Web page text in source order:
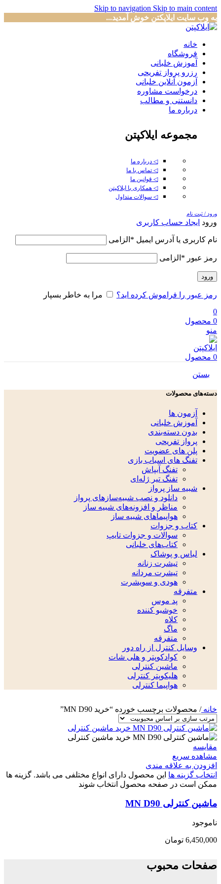
Skip to navigation Skip to main content
به وب سایت ایلاپکتن خوش آمدید...
خانه
فروشگاه
آموزش خلبانی
رزرو پرواز تفریحی
آزمون آنلاین خلبانی
درخواست مشاوره
دانستنی و مطالب
درباره ما
مجموعه ایلاکپتن
◁ درباره ما
◁ تماس با ما
◁ قوانین ما
◁ همکاری با ایلاکپتن
◁ سوالات متداول
ورود / ثبت نام
ورود ایجاد حساب کاربری
نام کاربری یا آدرس ایمیل * الزامی
رمز عبور * الزامی
ورود
رمز عبور را فراموش کرده اید؟
مرا به خاطر بسپار
0
0 محصول
منو
0 محصول
بستن
دسته‌های محصولات
آزمون ها
آموزش خلبانی
بدون دسته‌بندی
پرواز تفریحی
پلن های عضویت
تفنگ های اسباب بازی
تفنگ آبپاش
تفنگ تیر ژله‌ای
شبیه ساز پرواز
دانلود و نصب شبیه‌سازهای پرواز
مناظر و افزونه‌های شبیه ساز
هواپیماهای شبیه ساز
کتاب و جزوات
سوالات و جزوات تایپ
کتاب‌های خلبانی
لباس و پوشاک
تیشرت زنانه
تیشرت مردانه
هودی و سویشرت
متفرقه
پد موس
خوشبو کننده
کلاه
ماگ
متفرقه
وسایل کنترل از راه دور
کوادکوپتر و هلی شات
ماشین کنترلی
هلیکوپتر کنترلی
هواپیما کنترلی
خانه/ محصولات برچسب خورده “خرید MN D90”
مقایسه
مشاهده سریع
افزودن به علاقه مندی
انتخاب گزینه ها این محصول دارای انواع مختلفی می باشد. گزینه ها
ممکن است در صفحه محصول انتخاب شوند
ماشین کنترلی MN D90
ناموجود
6,450,000 تومان
صفحات محبوب